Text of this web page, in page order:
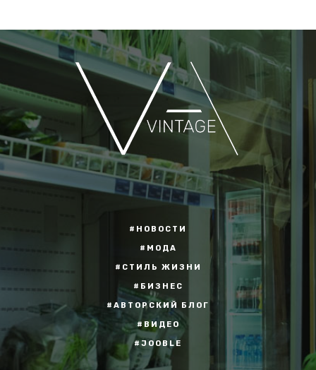
#НОВОСТИ
#МОДА
#СТИЛЬ ЖИЗНИ
#БИЗНЕС
#АВТОРСКИЙ БЛОГ
#ВИДЕО
#JOOBLE